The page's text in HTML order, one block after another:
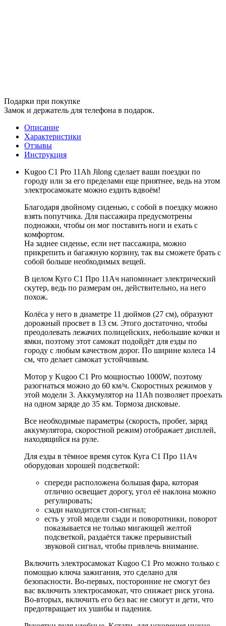
Подарки при покупке
Замок и держатель для телефона в подарок.
Описание
Характеристики
Отзывы
Инструкция
Kugoo C1 Pro 11Ah Jilong сделает ваши поездки по
городу или за его пределами еще приятнее, ведь на этом
электросамокате можно ездить вдвоём!
Благодаря двойному сиденью, с собой в поездку можно
взять попутчика. Для пассажира предусмотрены
подножки, чтобы он мог поставить ноги и ехать с
комфортом.
На заднее сиденье, если нет пассажира, можно
прикрепить и багажную корзину, так вы сможете брать с
собой больше необходимых вещей.
В целом Куго С1 Про 11Ач напоминает электрический
скутер, ведь по размерам он, действительно, на него
похож.
Колёса у него в диаметре 11 дюймов (27 см), образуют
дорожный просвет в 13 см. Этого достаточно, чтобы
преодолевать лежачих полицейских, небольшие кочки и
ямки, поэтому этот самокат подойдёт для езды по
городу с любым качеством дорог. По ширине колеса 14
см, что делает самокат устойчивым.
Мотор у Kugoo C1 Pro мощностью 1000W, поэтому
разогнаться можно до 60 км/ч. Скоростных режимов у
этой модели 3. Аккумулятор на 11Ah позволяет проехать
на одном заряде до 35 км. Тормоза дисковые.
Все необходимые параметры (скорость, пробег, заряд
аккумулятора, скоростной режим) отображает дисплей,
находящийся на руле.
Для езды в тёмное время суток Куга С1 Про 11Ач
оборудован хорошей подсветкой:
спереди расположена большая фара, которая
отлично освещает дорогу, угол её наклона можно
регулировать;
сзади находится стоп-сигнал;
есть у этой модели сзади и поворотники, поворот
показывается не только мигающей желтой
подсветкой, раздаётся также прерывистый
звуковой сигнал, чтобы привлечь внимание.
Включить электросамокат Kugoo C1 Pro можно только с
помощью ключа зажигания, это сделано для
безопасности. Во-первых, посторонние не смогут без
вас включить электросамокат, что снижает риск угона.
Во-вторых, включить его без вас не смогут и дети, что
предотвращает их ушибы и падения.